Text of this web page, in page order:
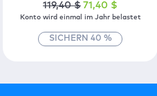
119,40 $ 71 ,40 $
Konto wird einmal im Jahr belastet
SICHERN 40 %